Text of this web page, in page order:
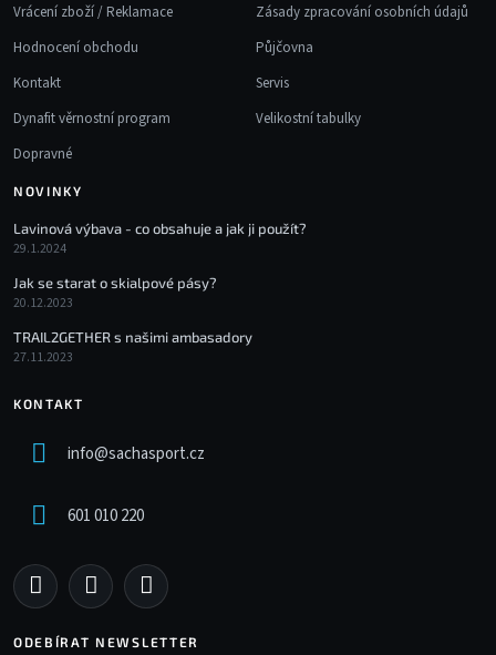
Vrácení zboží / Reklamace
Hodnocení obchodu
Kontakt
Dynafit věrnostní program
Dopravné
Zásady zpracování osobních údajů
Půjčovna
Servis
Velikostní tabulky
NOVINKY
Lavinová výbava - co obsahuje a jak ji použít?
29.1.2024
Jak se starat o skialpové pásy?
20.12.2023
TRAIL2GETHER s našimi ambasadory
27.11.2023
KONTAKT
info@sachasport.cz
601 010 220
ODEBÍRAT NEWSLETTER